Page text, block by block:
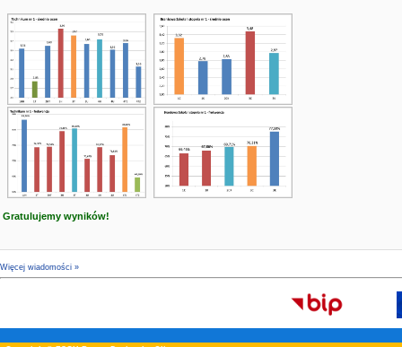
Gratulujemy wyników!
Więcej wiadomości »